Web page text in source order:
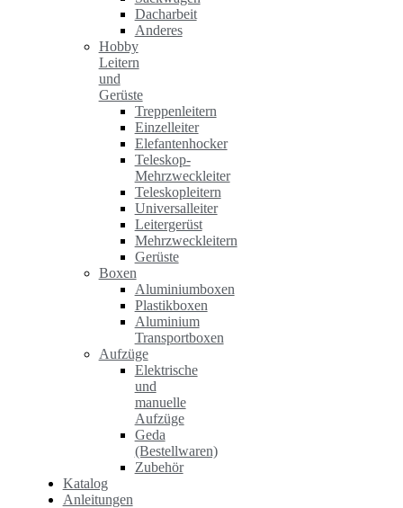
Dacharbeit
Anderes
Hobby
Leitern
und
Gerüste
Treppenleitern
Einzelleiter
Elefantenhocker
Teleskop-
Mehrzweckleiter
Teleskopleitern
Universalleiter
Leitergerüst
Mehrzweckleitern
Gerüste
Boxen
Aluminiumboxen
Plastikboxen
Aluminium
Transportboxen
Aufzüge
Elektrische
und
manuelle
Aufzüge
Geda
(Bestellwaren)
Zubehör
Katalog
Anleitungen